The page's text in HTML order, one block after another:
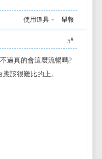
使用道具 舉報
5#
過真的會這麼流暢嗎?
該很難比的上。